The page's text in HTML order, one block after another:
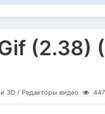
(2.38)
3D / Редакторы видео 447